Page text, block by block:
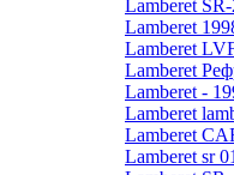
Lamberet
Lamberet
Lamberet
Lamberet
Lamberet -
Lamberet
Lamberet
Lamberet sr